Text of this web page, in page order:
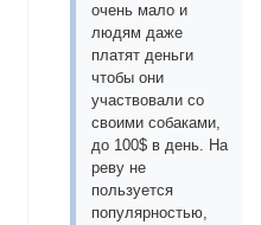
очень мало и
людям даже
платят деньги
чтобы они
участвовали со
своими собаками,
до 100$ в день. На
реву не
пользуется
популярностью,